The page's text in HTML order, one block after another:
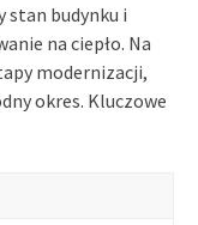
stan budynku i
na ciepło. Na
modernizacji,
okres. Kluczowe